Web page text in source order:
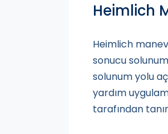
Heimlich
Heimlich
sonucu
solunum yolu
yardım
tarafından